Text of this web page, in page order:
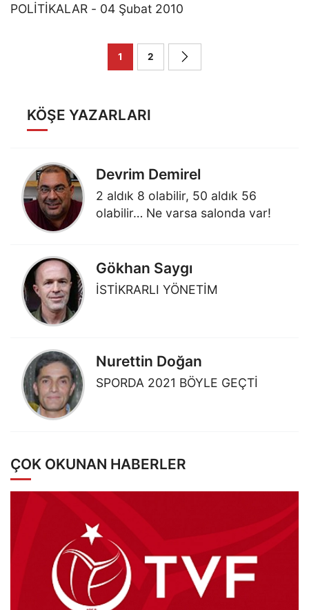
POLİTİKALAR - 04 Şubat 2010
1 2
KÖŞE YAZARLARI
Devrim Demirel
2 aldık 8 olabilir, 50 aldık 56
olabilir… Ne varsa salonda var!
Gökhan Saygı
İSTİKRARLI YÖNETİM
Nurettin Doğan
SPORDA 2021 BÖYLE GEÇTİ
ÇOK OKUNAN HABERLER